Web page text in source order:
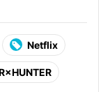
Netflix